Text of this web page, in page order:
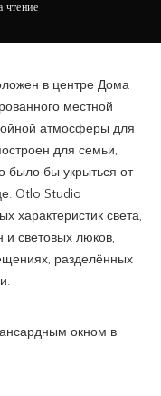
чтение
в центре Дома
местной
атмосферы для
для семьи,
было бы укрыться от
Otlo Studio
характеристик света,
и световых люков,
разделённых